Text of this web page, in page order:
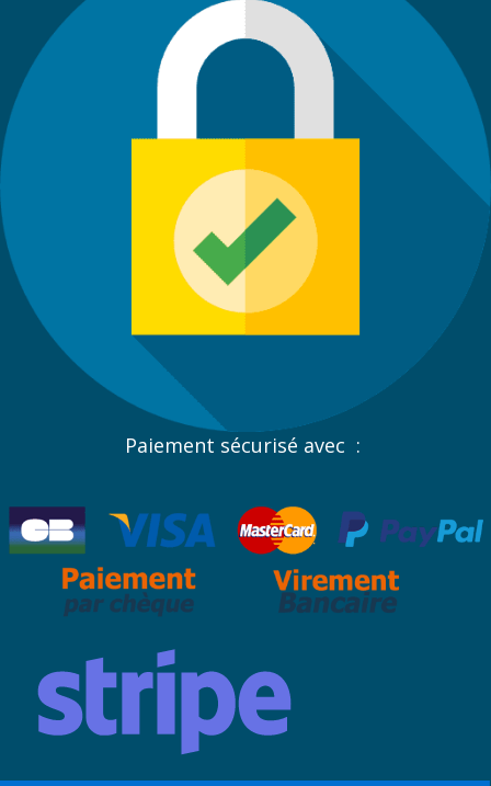
Paiement sécurisé avec :